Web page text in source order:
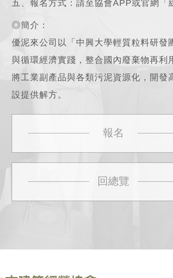
五、報名方式：請至協會APP或官網「
◎簡介：
優泥來公司以「中興大學輕質粒料研發
與循環經濟實踐，整合國內廢棄物再利
將工業副產品與各類污泥資源化，開發
設提供解方。
優泥來團隊具備超過二十年的研發基礎
程與應用。團隊首創以多種工業與都市
術，製成穩定、環保的高性能輕質粒料
優泥來的製程遵循「零廢棄」與「現地
資源進行再製，符合「循環經濟（
優泥來公司作為全台灣最大之輕質粒料
報名
回總覽